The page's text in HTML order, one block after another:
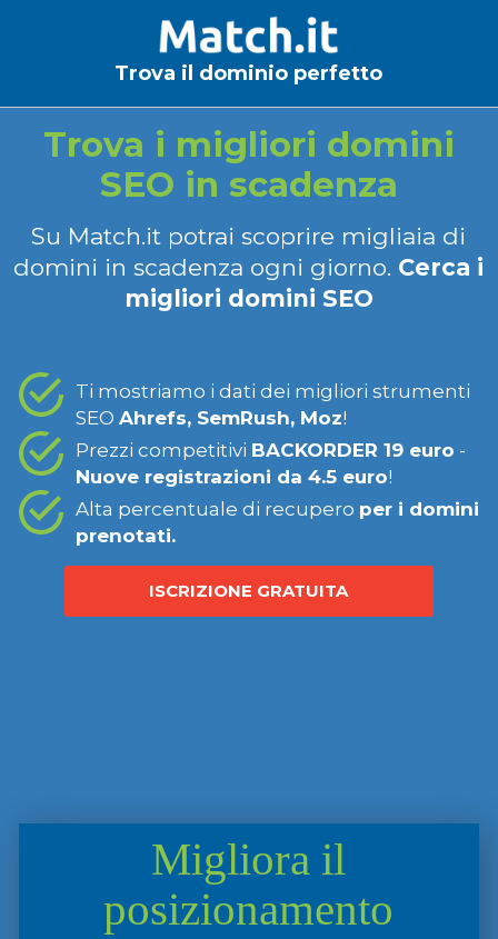
Trova il dominio perfetto
Trova i migliori domini
SEO in scadenza
Su Match.it potrai scoprire migliaia di
domini in scadenza ogni giorno. Cerca i
migliori domini SEO
Ti mostriamo i dati dei migliori strumenti
SEO Ahrefs, SemRush, Moz!
Prezzi competitivi BACKORDER 19 euro -
Nuove registrazioni da 4.5 euro!
Alta percentuale di recupero per i domini
prenotati.
ISCRIZIONE GRATUITA
Migliora il
posizionamento